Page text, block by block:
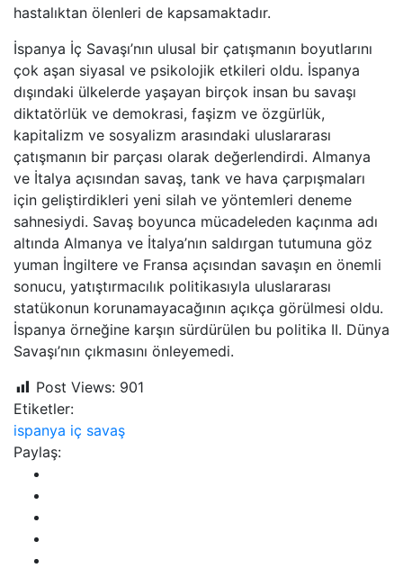
hastalıktan ölenleri de kapsamaktadır.
İspanya İç Savaşı’nın ulusal bir çatışmanın boyutlarını
çok aşan siyasal ve psikolojik etkileri oldu. İspanya
dışındaki ülkelerde yaşayan birçok insan bu savaşı
diktatörlük ve demokrasi, faşizm ve özgürlük,
kapitalizm ve sosyalizm arasındaki uluslararası
çatışmanın bir parçası olarak değerlendirdi. Almanya
ve İtalya açısından savaş, tank ve hava çarpışmaları
için geliştirdikleri yeni silah ve yöntemleri deneme
sahnesiydi. Savaş boyunca mücadeleden kaçınma adı
altında Almanya ve İtalya’nın saldırgan tutumuna göz
yuman İngiltere ve Fransa açısından savaşın en önemli
sonucu, yatıştırmacılık politikasıyla uluslararası
statükonun korunamayacağının açıkça görülmesi oldu.
İspanya örneğine karşın sürdürülen bu politika II. Dünya
Savaşı’nın çıkmasını önleyemedi.
Post Views: 901
Etiketler:
ispanya iç savaş
Paylaş: